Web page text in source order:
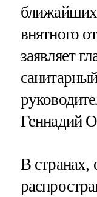
внятного
заявляет
Геннадий
В странах,